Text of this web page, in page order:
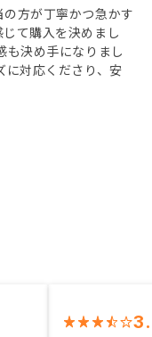
方が丁寧かつ急かす
て購入を決めまし
も決め手になりまし
に対応くださり、安